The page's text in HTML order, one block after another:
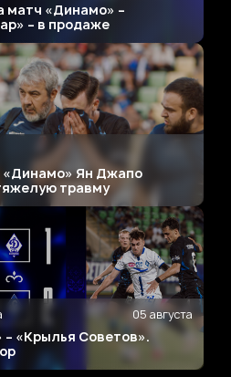
матч «Динамо» –
– в продаже
«Динамо» Ян Джапо
травму
05 августа
«Крылья Советов».